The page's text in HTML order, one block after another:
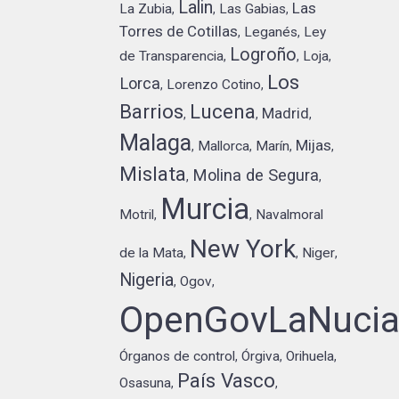
La Zubia, Lalin, Las Gabias, Las
Torres de Cotillas, Leganés, Ley
de Transparencia, Logroño, Loja,
Lorca, Lorenzo Cotino, Los
Barrios, Lucena, Madrid,
Malaga, Mallorca, Marín, Mijas,
Mislata, Molina de Segura,
Motril, Murcia, Navalmoral
de la Mata, New York, Niger,
Nigeria,Ogov,
Órganos de control,Órgiva,Orihuela,
Osasuna, País Vasco,